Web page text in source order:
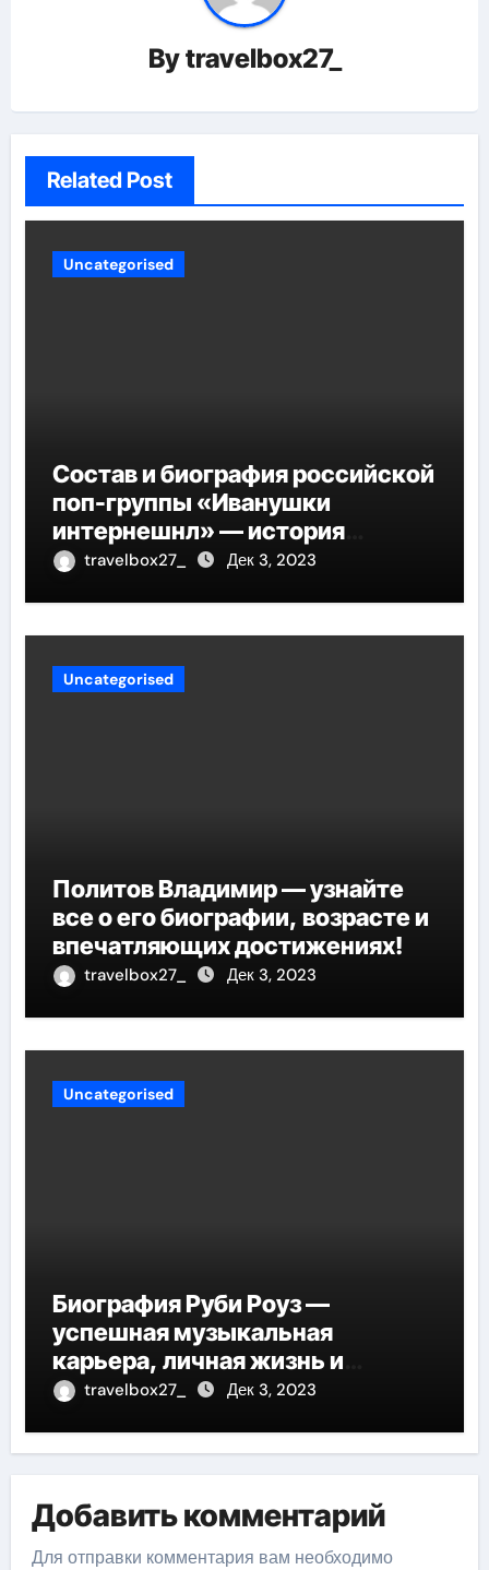
Bytravelbox27_
Related Post
Uncategorised
Состав и биография российской
поп-группы «Иванушки
интернешнл» — история
успеха, музыка и судьбы
travelbox27_ Дек 3, 2023
Uncategorised
Политов Владимир — узнайте
все о его биографии, возрасте и
впечатляющих достижениях!
travelbox27_ Дек 3, 2023
Uncategorised
Биография Руби Роуз —
успешная музыкальная
карьера, личная жизнь и
знаковые достижения
travelbox27_ Дек 3, 2023
Добавить комментарий
Для отправки комментария вам необходимо